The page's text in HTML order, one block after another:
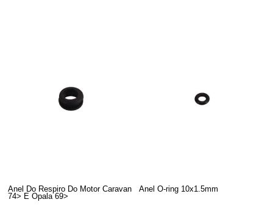
Anel Do Respiro Do Motor Caravan
74> E Opala 69>
Anel O-ring 10x1.5mm